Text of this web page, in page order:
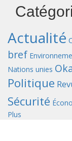
Actualité
bref
Nations unies
Politique
Sécurité
Plus